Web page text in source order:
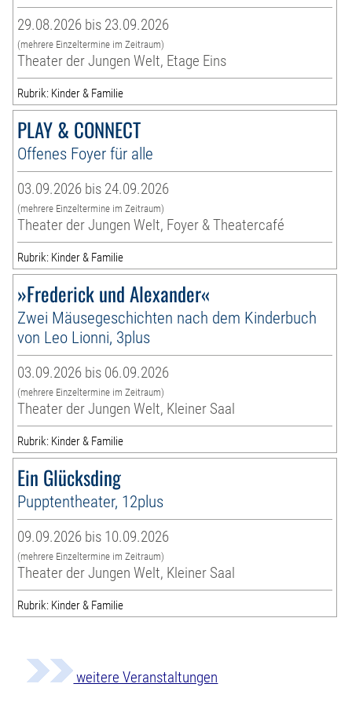
29.08.2026 bis 23.09.2026
(mehrere Einzeltermine im Zeitraum)
Theater der Jungen Welt, Etage Eins
Rubrik: Kinder & Familie
PLAY & CONNECT
Offenes Foyer für alle
03.09.2026 bis 24.09.2026
(mehrere Einzeltermine im Zeitraum)
Theater der Jungen Welt, Foyer & Theatercafé
Rubrik: Kinder & Familie
»Frederick und Alexander«
Zwei Mäusegeschichten nach dem Kinderbuch
von Leo Lionni, 3plus
03.09.2026 bis 06.09.2026
(mehrere Einzeltermine im Zeitraum)
Theater der Jungen Welt, Kleiner Saal
Rubrik: Kinder & Familie
Ein Glücksding
Pupptentheater, 12plus
09.09.2026 bis 10.09.2026
(mehrere Einzeltermine im Zeitraum)
Theater der Jungen Welt, Kleiner Saal
Rubrik: Kinder & Familie
weitere Veranstaltungen